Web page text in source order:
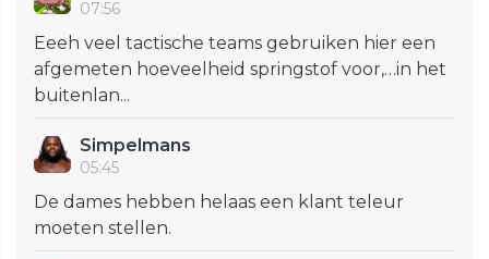
07:56
Eeeh veel tactische teams gebruiken hier een
afgemeten hoeveelheid springstof voor,…in het
buitenlan...
Simpelmans
05:45
De dames hebben helaas een klant teleur
moeten stellen.